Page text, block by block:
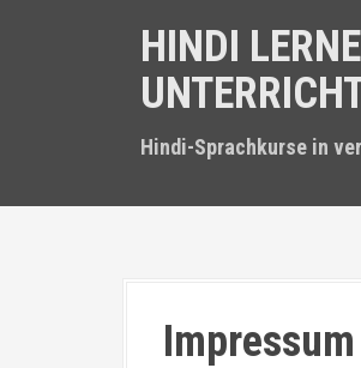
HINDI
Hindi-Sprachkurse in
Impressum